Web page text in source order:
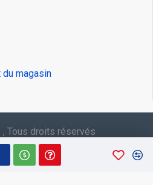
magasin
Tous droits réservés